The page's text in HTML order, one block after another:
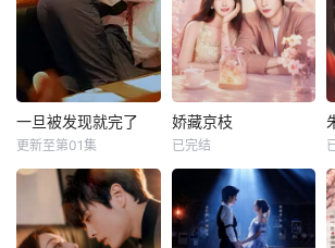
一旦被发现就完了
更新至第01集
娇藏京枝
已完结